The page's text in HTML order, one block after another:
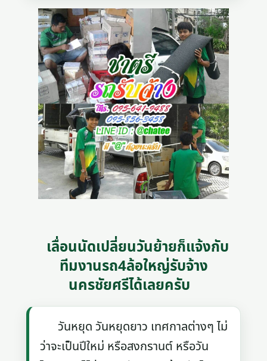
เลื่อนนัดเปลี่ยนวันย้ายก็แจ้งกับ
ทีมงานรถ4ล้อใหญ่รับจ้าง
นครชัยศรีได้เลยครับ
วันหยุด วันหยุดยาว เทศกาลต่างๆ ไม่
ว่าจะเป็นปีใหม่ หรือสงกรานต์ หรือวัน